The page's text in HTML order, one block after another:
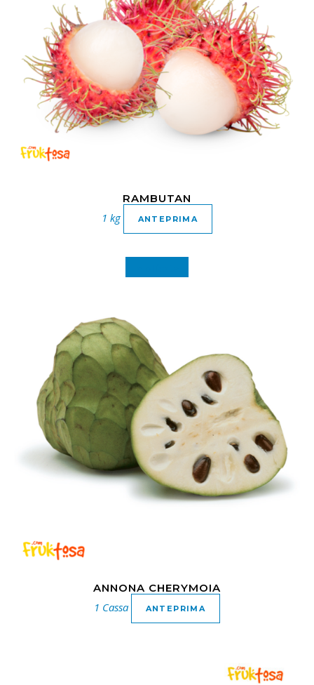
RAMBUTAN
1 kg ANTEPRIMA
ANNONA CHERYMOIA
1 Cassa ANTEPRIMA